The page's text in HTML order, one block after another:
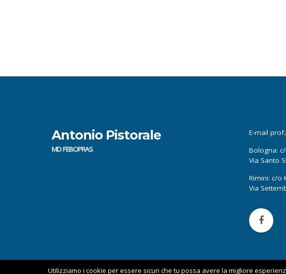
Antonio Pistorale
MD FEBOPRAS
E-mail
Bologna:
Via Santo
Rimini: c/o
Via
Utilizziamo i cookie per essere sicuri che tu possa avere la migliore